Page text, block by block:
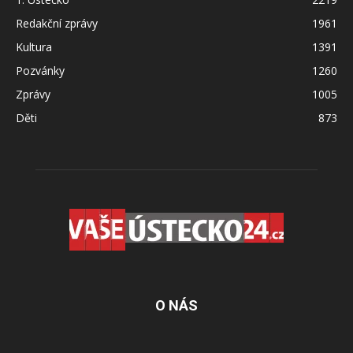
Redakční zprávy
1961
Kultura
1391
Pozvánky
1260
Zprávy
1005
Děti
873
O NÁS